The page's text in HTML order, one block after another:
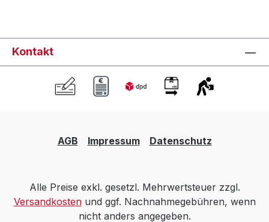
Kontakt
AGB Impressum Datenschutz
Alle Preise exkl. gesetzl. Mehrwertsteuer zzgl.
Versandkostenund ggf. Nachnahmegebühren, wenn
nicht anders angegeben.